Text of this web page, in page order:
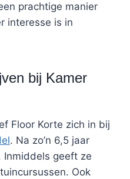
prachtige manier
interesse is in
bij Kamer
Floor Korte zich in bij
. Na zo’n 6,5 jaar
Inmiddels geeft ze
Ook